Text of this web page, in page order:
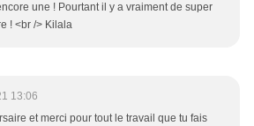
une ! Pourtant il y a vraiment de super
! <br /> Kilala
13:06
et merci pour tout le travail que tu fais